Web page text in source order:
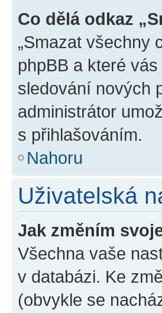
Co dělá odkaz
„Smazat všechny
phpBB a které
sledování nových
administrátor
s přihlašováním.
Nahoru
Uživatelská
Jak změním
Všechna vaše
v databázi. Ke
(obvykle se